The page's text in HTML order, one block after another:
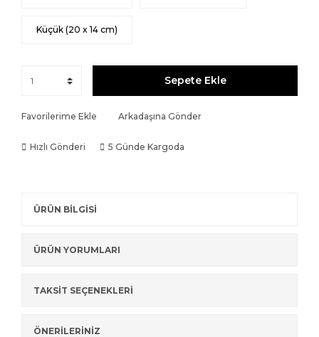
Küçük (20 x 14 cm)
Sepete Ekle
Favorilerime Ekle Arkadaşına Gönder
Hızlı Gönderi 5 Günde Kargoda
ÜRÜN BİLGİSİ
ÜRÜN YORUMLARI
TAKSİT SEÇENEKLERİ
ÖNERİLERİNİZ